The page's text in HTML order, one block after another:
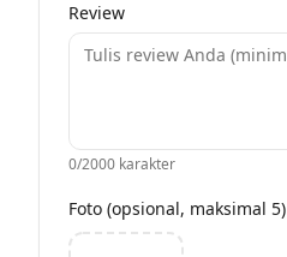
Review
0/2000 karakter
Foto (opsional, maksimal 5)